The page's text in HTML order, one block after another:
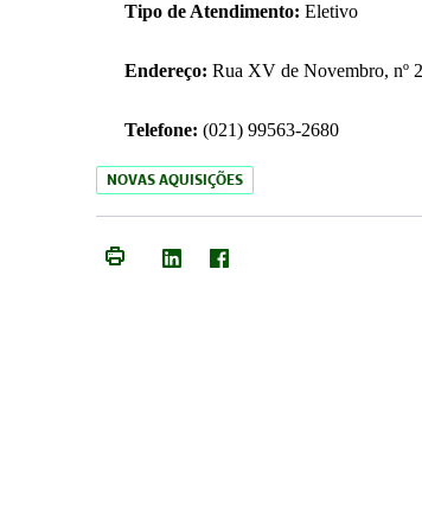
Tipo de Atendimento: Eletivo
Endereço: Rua XV de Novembro, nº
Telefone: (021) 99563-2680
NOVAS AQUISIÇÕES